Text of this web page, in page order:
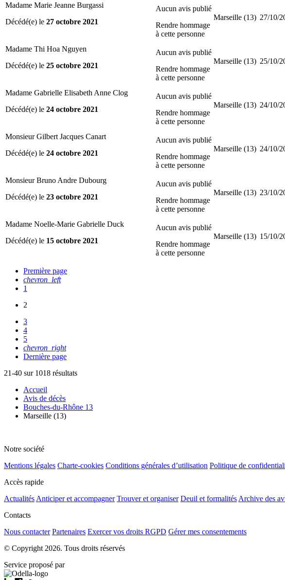
Madame Marie Jeanne Burgassi
Décédé(e) le 27 octobre 2021
Aucun avis publié
Rendre hommage
à cette personne
Marseille (13) 27/10/
Madame Thi Hoa Nguyen
Décédé(e) le 25 octobre 2021
Aucun avis publié
Rendre hommage
à cette personne
Marseille (13) 25/10/
Madame Gabrielle Elisabeth Anne Clog
Décédé(e) le 24 octobre 2021
Aucun avis publié
Rendre hommage
à cette personne
Marseille (13) 24/10/
Monsieur Gilbert Jacques Canart
Décédé(e) le 24 octobre 2021
Aucun avis publié
Rendre hommage
à cette personne
Marseille (13) 24/10/
Monsieur Bruno Andre Dubourg
Décédé(e) le 23 octobre 2021
Aucun avis publié
Rendre hommage
à cette personne
Marseille (13) 23/10/
Madame Noelle-Marie Gabrielle Duck
Décédé(e) le 15 octobre 2021
Aucun avis publié
Rendre hommage
à cette personne
Marseille (13) 15/10/
Première page
chevron_left
1
2
3
4
5
chevron_right
Dernière page
21-40 sur 1018 résultats
Accueil
Avis de décès
Bouches-du-Rhône 13
Marseille (13)
Notre société
Mentions légales Charte-cookies Conditions générales d’utilisation Politique de
Accès rapide
Actualités Anticiper et accompagner Trouver et organiser Deuil et formalités Archive des
Contacts
Nous contacter Partenaires Exercer vos droits RGPD Gérer mes consentements
© Copyright 2026. Tous droits réservés
Service proposé par